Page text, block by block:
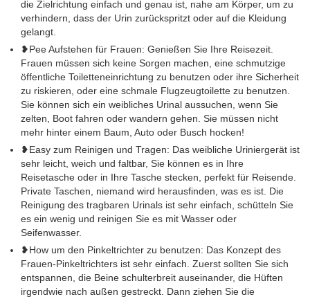
die Zielrichtung einfach und genau ist, nahe am Körper, um zu
verhindern, dass der Urin zurückspritzt oder auf die Kleidung
gelangt.
❥Pee Aufstehen für Frauen: Genießen Sie Ihre Reisezeit.
Frauen müssen sich keine Sorgen machen, eine schmutzige
öffentliche Toiletteneinrichtung zu benutzen oder ihre Sicherheit
zu riskieren, oder eine schmale Flugzeugtoilette zu benutzen.
Sie können sich ein weibliches Urinal aussuchen, wenn Sie
zelten, Boot fahren oder wandern gehen. Sie müssen nicht
mehr hinter einem Baum, Auto oder Busch hocken!
❥Easy zum Reinigen und Tragen: Das weibliche Uriniergerät ist
sehr leicht, weich und faltbar, Sie können es in Ihre
Reisetasche oder in Ihre Tasche stecken, perfekt für Reisende.
Private Taschen, niemand wird herausfinden, was es ist. Die
Reinigung des tragbaren Urinals ist sehr einfach, schütteln Sie
es ein wenig und reinigen Sie es mit Wasser oder
Seifenwasser.
❥How um den Pinkeltrichter zu benutzen: Das Konzept des
Frauen-Pinkeltrichters ist sehr einfach. Zuerst sollten Sie sich
entspannen, die Beine schulterbreit auseinander, die Hüften
irgendwie nach außen gestreckt. Dann ziehen Sie die